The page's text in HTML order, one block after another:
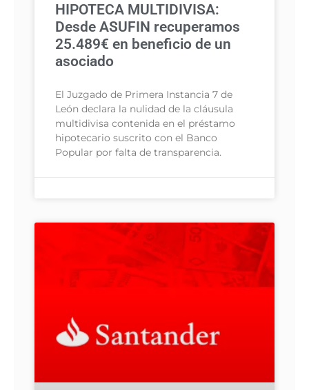
HIPOTECA MULTIDIVISA:
Desde ASUFIN recuperamos
25.489€ en beneficio de un
asociado
El Juzgado de Primera Instancia 7 de
León declara la nulidad de la cláusula
multidivisa contenida en el préstamo
hipotecario suscrito con el Banco
Popular por falta de transparencia.